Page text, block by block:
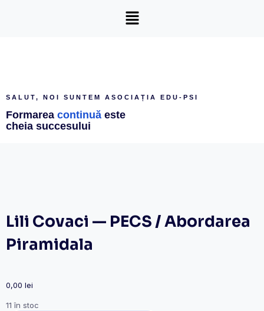
SALUT, NOI SUNTEM ASOCIAȚIA EDU-PSI
Formarea continuă este
cheia succesului
Lili Covaci — PECS / Abordarea
Piramidala
0,00 lei
11 în stoc